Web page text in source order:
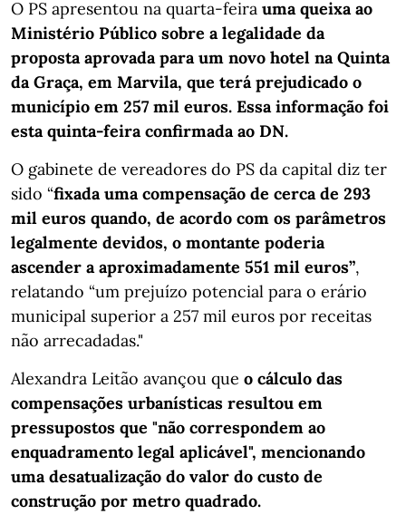
O PS apresentou na quarta-feira uma queixa ao
Ministério Público sobre a legalidade da
proposta aprovada para um novo hotel na Quinta
da Graça, em Marvila, que terá prejudicado o
município em 257 mil euros. Essa informação foi
esta quinta-feira confirmada ao DN.
O gabinete de vereadores do PS da capital diz ter
sido “fixada uma compensação de cerca de 293
mil euros quando, de acordo com os parâmetros
legalmente devidos, o montante poderia
ascender a aproximadamente 551 mil euros”,
relatando “um prejuízo potencial para o erário
municipal superior a 257 mil euros por receitas
não arrecadadas."
Alexandra Leitão avançou que o cálculo das
compensações urbanísticas resultou em
pressupostos que "não correspondem ao
enquadramento legal aplicável", mencionando
uma desatualização do valor do custo de
construção por metro quadrado.